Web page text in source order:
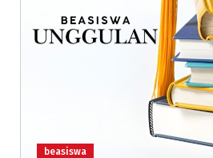
beasiswa